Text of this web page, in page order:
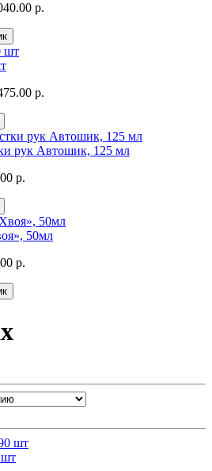
р.
р.
рук Автошик, 125 мл
р.
50мл
р.
шт